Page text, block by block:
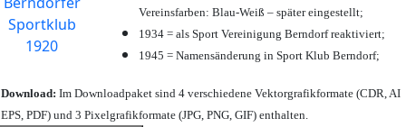
Vereinsfarben: Blau-Weiß – später eingestellt;
1934 = als Sport Vereinigung Berndorf reaktiviert;
1945 = Namensänderung in Sport Klub Berndorf;
Download: Im Downloadpaket sind 4 verschiedene Vektorgrafikformate (CDR, AI
EPS, PDF) und 3 Pixelgrafikformate (JPG, PNG, GIF) enthalten.